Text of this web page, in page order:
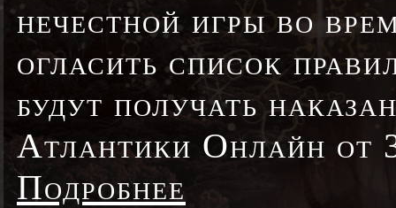
нечестной игры во
огласить список
будут получать
Атлантики Онлайн от
Подробнее